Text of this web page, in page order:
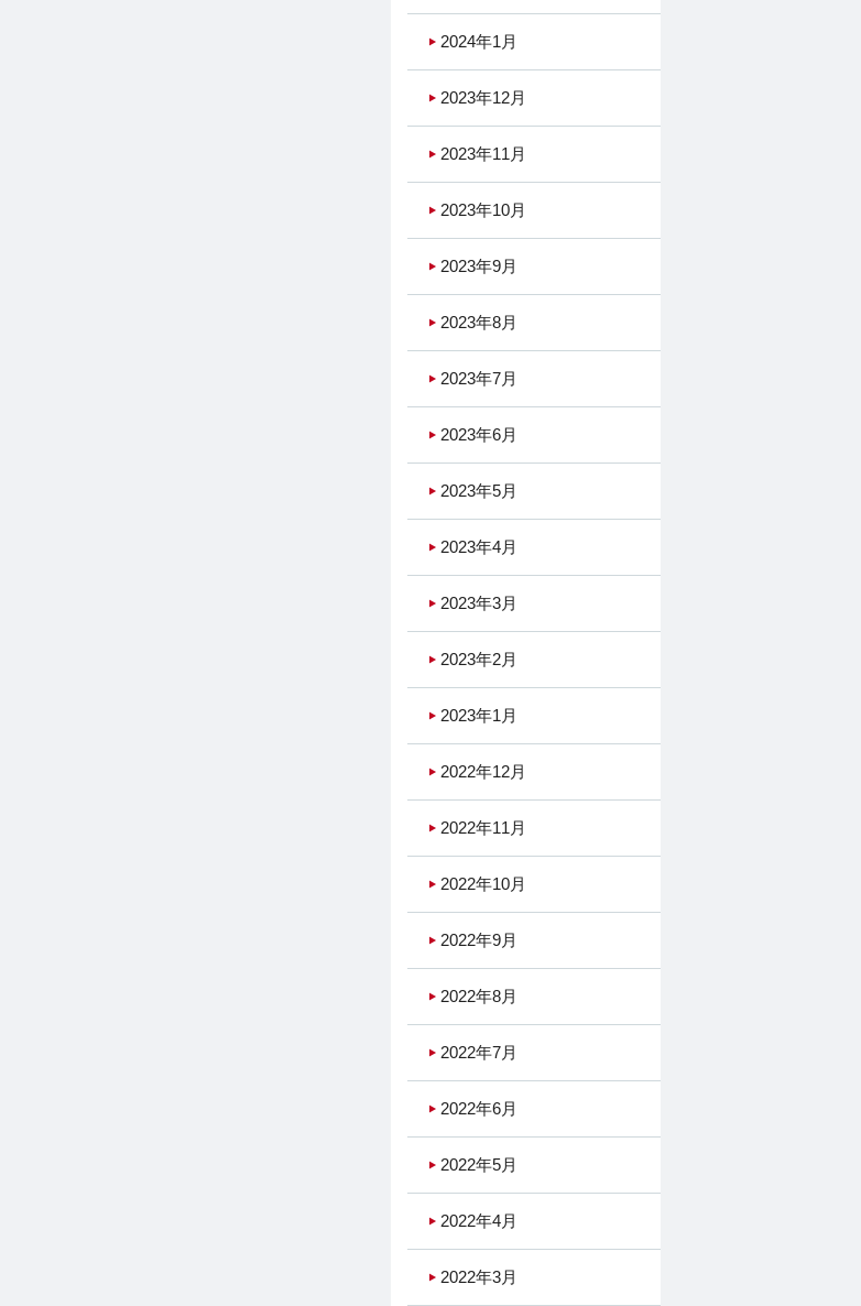
2024年1月
2023年12月
2023年11月
2023年10月
2023年9月
2023年8月
2023年7月
2023年6月
2023年5月
2023年4月
2023年3月
2023年2月
2023年1月
2022年12月
2022年11月
2022年10月
2022年9月
2022年8月
2022年7月
2022年6月
2022年5月
2022年4月
2022年3月